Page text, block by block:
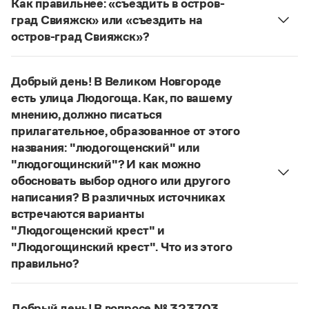
Словари русского языка как государственного
Правила русской орфографии и пунктуации
для школьников
Письмовник
Справочник по пунктуации
Словарь-справочник трудностей
Справочник по фразеологии
Азбучные истины
Словарь-справочник непростые слова
Все справочники портала
Новости и события
Управление в русском языке
Словарь русских имён
Словарь методических терминов
Правила русской орфографии и пунктуации
(1956)
Как правильнее: «съездить в остров-
град Свияжск» или «съездить на
остров-град Свияжск»?
Правильнее:на остров-град Свияжск.
Страница ответа
Добрый день! В Великом Новгороде
есть улица Людогоща. Как, по вашему
мнению, должно писаться
прилагательное, образованное от этого
названия: "людогощенский" или
"людогощинский"? И как можно
обосновать выбор одного или другого
написания? В различных источниках
встречаются варианты
"Людогощенский крест" и
"Людогощинский крест". Что из этого
правильно?
Есть орфографическое правило: